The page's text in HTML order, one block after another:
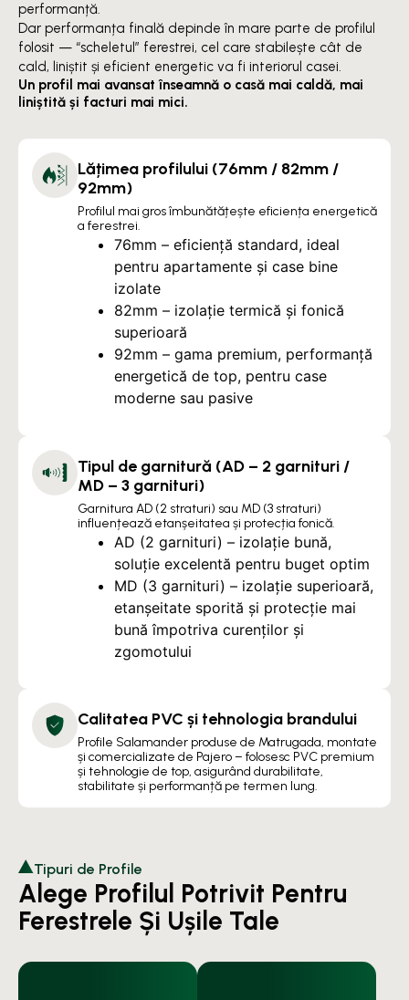
performanță.
Dar performanța finală depinde în mare parte de profilul
folosit — “scheletul” ferestrei, cel care stabilește cât de
cald, liniștit și eficient energetic va fi interiorul casei.
Un profil mai avansat înseamnă o casă mai caldă, mai
liniștită și facturi mai mici.
Lățimea profilului (76mm / 82mm /
92mm)
Profilul mai gros îmbunătățește eficiența energetică
a ferestrei.
76mm – eficiență standard, ideal
pentru apartamente și case bine
izolate
82mm – izolație termică și fonică
superioară
92mm – gama premium, performanță
energetică de top, pentru case
moderne sau pasive
Tipul de garnitură (AD – 2 garnituri /
MD – 3 garnituri)
Garnitura AD (2 straturi) sau MD (3 straturi)
influențează etanșeitatea și protecția fonică.
AD (2 garnituri) – izolație bună,
soluție excelentă pentru buget optim
MD (3 garnituri) – izolație superioară,
etanșeitate sporită și protecție mai
bună împotriva curenților și
zgomotului
Calitatea PVC și tehnologia brandului
Profile Salamander produse de Matrugada, montate
și comercializate de Pajero – folosesc PVC premium
și tehnologie de top, asigurând durabilitate,
stabilitate și performanță pe termen lung.
Tipuri de Profile
Alege Profilul Potrivit Pentru
Ferestrele Și Ușile Tale